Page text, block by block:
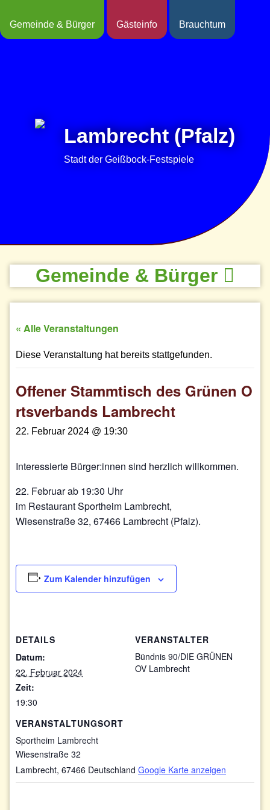
Gemeinde & Bürger Gästeinfo Brauchtum
Lambrecht (Pfalz)
Stadt der Geißbock-Festspiele
Gemeinde & Bürger
« Alle Veranstaltungen
Diese Veranstaltung hat bereits stattgefunden.
Offener Stammtisch des Grünen O
rtsverbands Lambrecht
22. Februar 2024 @ 19:30
Interessierte Bürger:innen sind herzlich willkommen.
22. Februar ab 19:30 Uhr
im Restaurant Sportheim Lambrecht,
Wiesenstraße 32, 67466 Lambrecht (Pfalz).
Zum Kalender hinzufügen
DETAILS
Datum:
22. Februar 2024
Zeit:
19:30
VERANSTALTUNGSORT
Sportheim Lambrecht
Wiesenstraße 32
Lambrecht, 67466 Deutschland Google Karte anzeigen
VERANSTALTER
Bündnis 90/DIE GRÜNEN
OV Lambrecht